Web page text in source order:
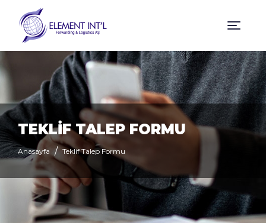
TEKLİF TALEP FORMU
Anasayfa Teklif Talep Formu